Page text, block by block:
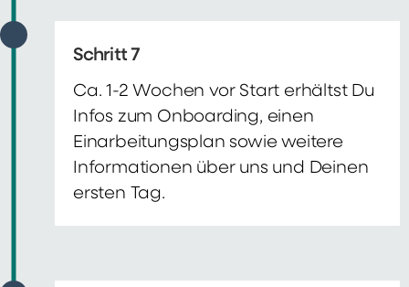
Schritt 7
Ca. 1-2 Wochen vor Start erhältst Du
Infos zum Onboarding, einen
Einarbeitungsplan sowie weitere
Informationen über uns und Deinen
ersten Tag.